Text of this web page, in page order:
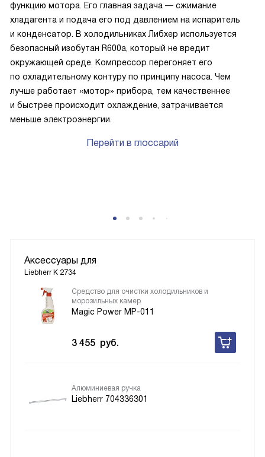
функцию мотора. Его главная задача — сжимание
хладагента и подача его под давлением на испаритель
и конденсатор. В холодильниках Либхер используется
безопасный изобутан R600a, который не вредит
окружающей среде. Компрессор перегоняет его
по охладительному контуру по принципу насоса. Чем
лучше работает «мотор» прибора, тем качественнее
и быстрее происходит охлаждение, затрачивается
меньше электроэнергии.
Перейти в глоссарий
Аксессуары для
Liebherr K 2734
Средство для очистки холодильников и
морозильных камер
Magic Power MP-011
3 455 руб.
Алюминиевая ручка
Liebherr 704336301